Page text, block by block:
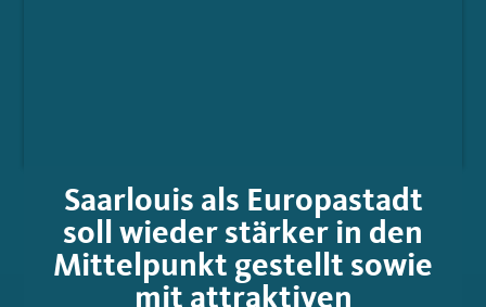
Saarlouis als Europastadt
soll wieder stärker in den
Mittelpunkt gestellt sowie
mit attraktiven